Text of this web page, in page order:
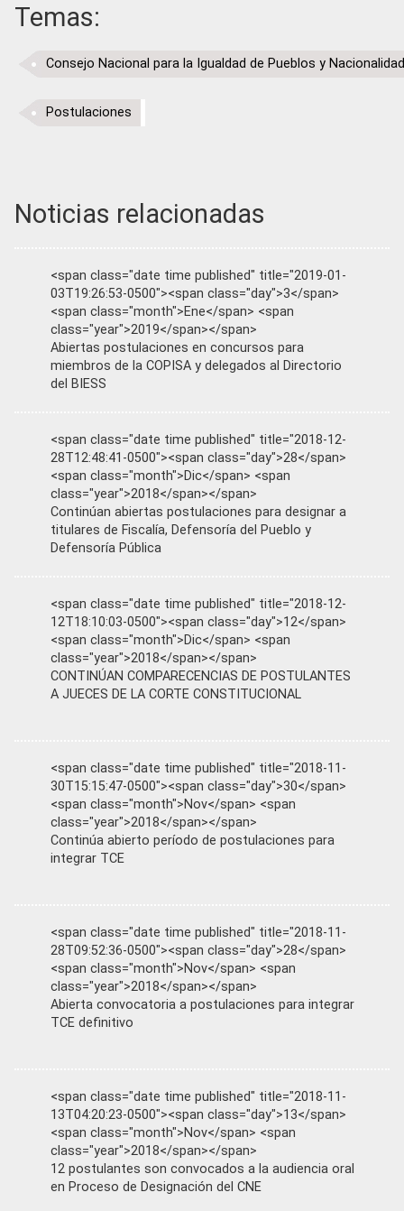
Temas:
Consejo Nacional para la Igualdad de Pueblos y
Postulaciones
Noticias relacionadas
<span class="date time published" title="2019-01-
03T19:26:53-0500"><span class="day">3</span>
<span class="month">Ene</span> <span
class="year">2019</span></span>
Abiertas postulaciones en concursos para
miembros de la COPISA y delegados al Directorio
del BIESS
<span class="date time published" title="2018-12-
28T12:48:41-0500"><span class="day">28</span>
<span class="month">Dic</span> <span
class="year">2018</span></span>
Continúan abiertas postulaciones para designar a
titulares de Fiscalía, Defensoría del Pueblo y
Defensoría Pública
<span class="date time published" title="2018-12-
12T18:10:03-0500"><span class="day">12</span>
<span class="month">Dic</span> <span
class="year">2018</span></span>
CONTINÚAN COMPARECENCIAS DE POSTULANTES
A JUECES DE LA CORTE CONSTITUCIONAL
<span class="date time published" title="2018-11-
30T15:15:47-0500"><span class="day">30</span>
<span class="month">Nov</span> <span
class="year">2018</span></span>
Continúa abierto período de postulaciones para
integrar TCE
<span class="date time published" title="2018-11-
28T09:52:36-0500"><span class="day">28</span>
<span class="month">Nov</span> <span
class="year">2018</span></span>
Abierta convocatoria a postulaciones para integrar
TCE definitivo
<span class="date time published" title="2018-11-
13T04:20:23-0500"><span class="day">13</span>
<span class="month">Nov</span> <span
class="year">2018</span></span>
12 postulantes son convocados a la audiencia oral
en Proceso de Designación del CNE